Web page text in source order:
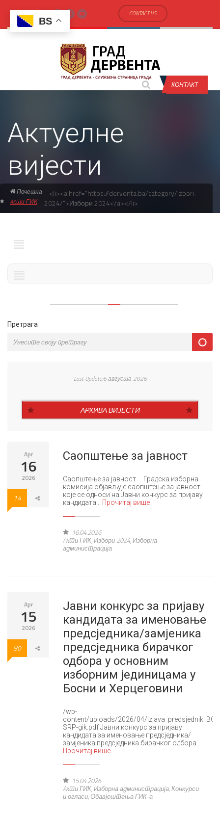
CONTACT US
КОНТАКТ
Актуелне
вијести
Почетна
<li><a href="https://derventa.ba/category/izbori-
2024/">Избори 2024</a></li>
Aкти ГИК
Претрага
Last Update:6 августа 2026
АРХИВА ВИЈЕСТИ
Apr
16
2026
14
Саопштење за јавност
Саопштење за јавност Градска изборна
комисија објављује саопштење за јавност
које се односи на Јавни конкурс за пријаву
кандидата ..
Прочитај више
16.04.2026
Aкти ГИК,Избори 2024,Изборна
администрација
Apr
15
2026
80
Јавни конкурс за пријаву
кандидата за именовање
предсједника/замјеника
предсједника бирачког
одбора у основним
изборним јединицама у
Босни и Херцеговини
/wp-
content/uploads/2026/04/
SRP-gik.pdf Јавни конкурс за пријаву
кандидата за именовање предсједника/
замјеника предсједника бирачког одбора ..
Прочитај више
15.04.2026
Aкти ГИК,Изборна администрација,Конкурси
и огласи,Обавјештења ГИК-а
BS